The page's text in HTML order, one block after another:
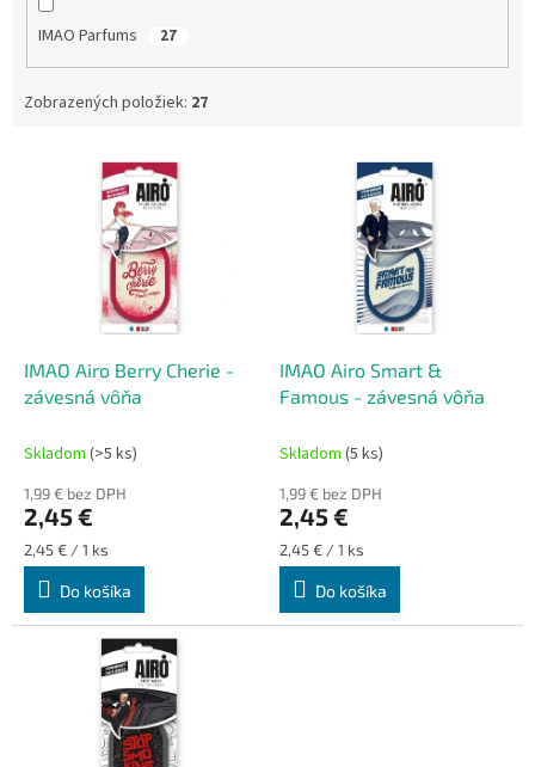
IMAO Parfums 27
Zobrazených položiek: 27
IMAO Airo Berry Cherie -
závesná vôňa
Skladom (>5 ks)
1,99 € bez DPH
2,45 €
Jednotková
cena:
2,45 € / 1 ks
Do košíka
IMAO Airo Smart &
Famous - závesná vôňa
Skladom (5 ks)
1,99 € bez DPH
2,45 €
Jednotková
cena:
2,45 € / 1 ks
Do košíka